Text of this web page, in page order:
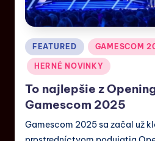
FEATURED GAMESCOM
HERNÉ NOVINKY
To najlepšie z
Gamescom 2025
Gamescom 2025 sa začal už